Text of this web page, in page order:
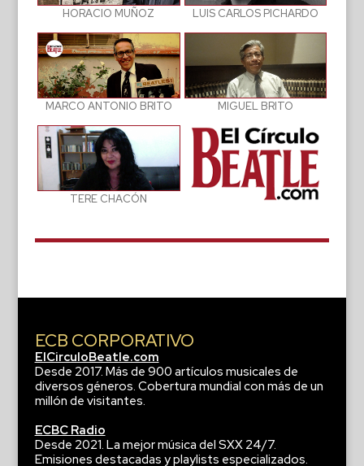
HORACIO MUÑOZ LUIS CARLOS PICHARDO
MARCO ANTONIO BRITO MIGUEL BRITO
TERE CHACÓN
ECB CORPORATIVO
ElCirculoBeatle.com
Desde 2017. Más de 900 artículos musicales de
diversos géneros. Cobertura mundial con más de un
millón de visitantes.
ECBC Radio
Desde 2021. La mejor música del SXX 24/7.
Emisiones destacadas y playlists especializados.